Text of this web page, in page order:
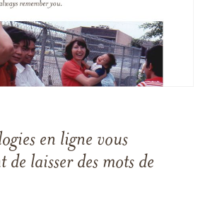
en ligne vous
de laisser des mots de